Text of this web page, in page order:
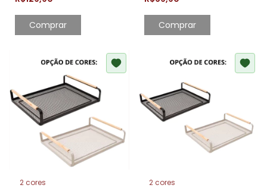
Comprar Comprar
2 cores 2 cores